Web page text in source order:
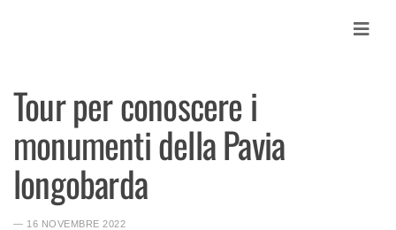
Contatti
News
Accedi MY
Cerca
Cerca:
Tour per conoscere i
monumenti della Pavia
longobarda
― 16 NOVEMBRE 2022